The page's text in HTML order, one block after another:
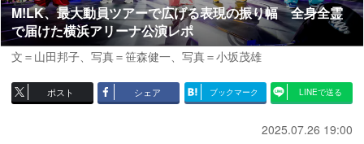
M!LK、最大動員ツアーで広げる表現の振り幅 全身全霊
で届けた横浜アリーナ公演レポ
文＝山田邦子、写真＝笹森健一、写真＝小坂茂雄
ポスト シェア ブックマーク LINEで送る
2025.07.26 19:00